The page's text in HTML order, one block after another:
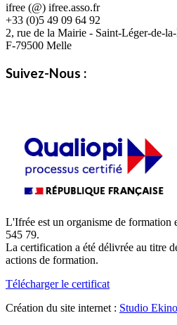
ifree (@) ifree.asso.fr
+33 (0)5 49 09 64 92
2, rue de la Mairie - Saint-Léger-de-
F-79500 Melle
Suivez-Nous :
L'Ifrée est un organisme de formation
545 79.
La certification a été délivrée au titre
actions de formation.
Télécharger le certificat
Création du site internet : Studio